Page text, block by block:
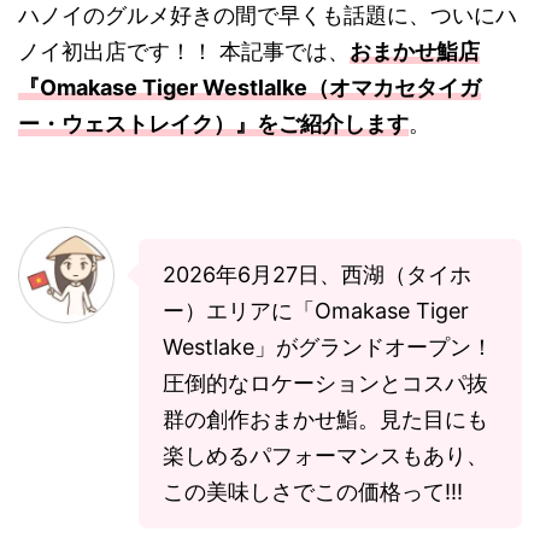
ハノイのグルメ好きの間で早くも話題に、ついにハ
ノイ初出店です！！ 本記事では、 おまかせ鮨店
『Omakase Tiger Westlalke（オマカセタイガ
ー・ウェストレイク）』をご紹介します。
2026年6月27日、西湖（タイホ
ー）エリアに「Omakase Tiger
Westlake」がグランドオープン！
圧倒的なロケーションとコスパ抜
群の創作おまかせ鮨。見た目にも
楽しめるパフォーマンスもあり、
この美味しさでこの価格って!!!